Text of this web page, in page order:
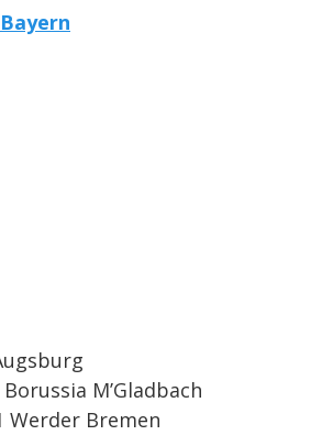
M’Gladbach
Werder Bremen